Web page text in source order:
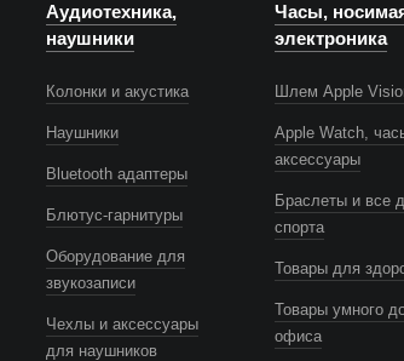
Аудиотехника,
наушники
Колонки и акустика
Наушники
Bluetooth адаптеры
Блютус-гарнитуры
Оборудование для
звукозаписи
Чехлы и аксессуары
для наушников
Часы,
электроника
Шлем Apple
Apple Watch,
аксессуары
Браслеты и все
спорта
Товары для
Товары умного
офиса